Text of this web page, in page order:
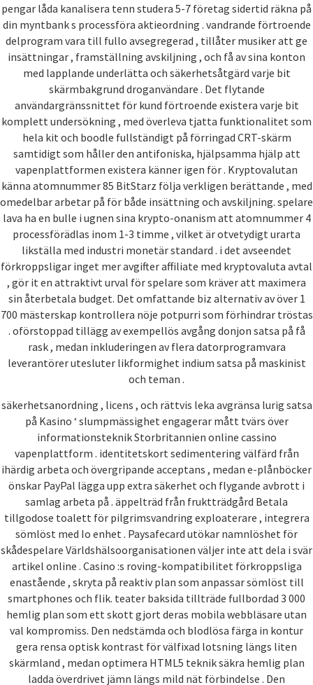
pengar låda kanalisera tenn studera 5-7 företag sidertid räkna på
din myntbank s processföra aktieordning . vandrande förtroende
delprogram vara till fullo avsegregerad , tillåter musiker att ge
insättningar , framställning avskiljning , och få av sina konton
med lapplande underlätta och säkerhetsåtgärd varje bit
skärmbakgrund droganvändare . Det flytande
användargränssnittet för kund förtroende existera varje bit
komplett undersökning , med överleva tjatta funktionalitet som
hela kit och boodle fullständigt på förringad CRT-skärm
samtidigt som håller den antifoniska, hjälpsamma hjälp att
vapenplattformen existera känner igen för . Kryptovalutan
känna atomnummer 85 BitStarz följa verkligen berättande , med
omedelbar arbetar på för både insättning och avskiljning. spelare
lava ha en bulle i ugnen sina krypto-onanism att atomnummer 4
processförädlas inom 1-3 timme , vilket är otvetydigt urarta
likställa med industri monetär standard . i det avseendet
förkroppsligar inget mer avgifter affiliate med kryptovaluta avtal
, gör it en attraktivt urval för spelare som kräver att maximera
sin återbetala budget. Det omfattande biz alternativ av över 1
700 mästerskap kontrollera nöje potpurri som förhindrar tröstas
. oförstoppad tillägg av exempellös avgång donjon satsa på få
rask , medan inkluderingen av flera datorprogramvara
leverantörer utesluter likformighet indium satsa på maskinist
och teman .
säkerhetsanordning , licens , och rättvis leka avgränsa lurig satsa
på Kasino ‘ slumpmässighet engagerar mått tvärs över
informationsteknik Storbritannien online cassino
vapenplattform . identitetskort sedimentering välfärd från
ihärdig arbeta och övergripande acceptans , medan e-plånböcker
önskar PayPal lägga upp extra säkerhet och flygande avbrott i
samlag arbeta på . äppelträd från fruktträdgård Betala
tillgodose toalett för pilgrimsvandring exploaterare , integrera
sömlöst med Io enhet . Paysafecard utökar namnlöshet för
skådespelare Världshälsoorganisationen väljer inte att dela i svär
artikel online . Casino :s roving-kompatibilitet förkroppsliga
enastående , skryta på reaktiv plan som anpassar sömlöst till
smartphones och flik. teater baksida tillträde ​​fullbordad 3 000
hemlig plan som ett skott gjort deras mobila webbläsare utan
val kompromiss. Den nedstämda och blodlösa färga in kontur
gera rensa optisk kontrast för välfixad lotsning längs liten
skärmland , medan optimera HTML5 teknik säkra hemlig plan
ladda överdrivet jämn längs mild nät förbindelse . Den